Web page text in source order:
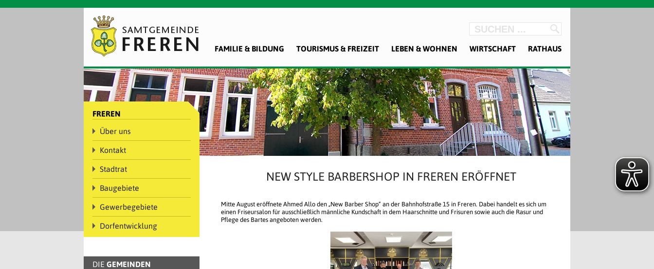
FAMILIE & BILDUNG TOURISMUS & FREIZEIT LEBEN & WOHNEN WIRTSCHAFT RATHAUS
FREREN
Über uns
Kontakt
Stadtrat
Baugebiete
Gewerbegebiete
Dorfentwicklung
DIE GEMEINDEN
NEW STYLE BARBERSHOP IN FREREN ERÖFFNET
Mitte August eröffnete Ahmed Allo den „New Barber Shop“ an der Bahnhofstraße 15 in Freren. Dabei handelt es sich um
einen Friseursalon für ausschließlich männliche Kundschaft in dem Haarschnitte und Frisuren sowie auch die Rasur und
Pflege des Bartes angeboten werden.